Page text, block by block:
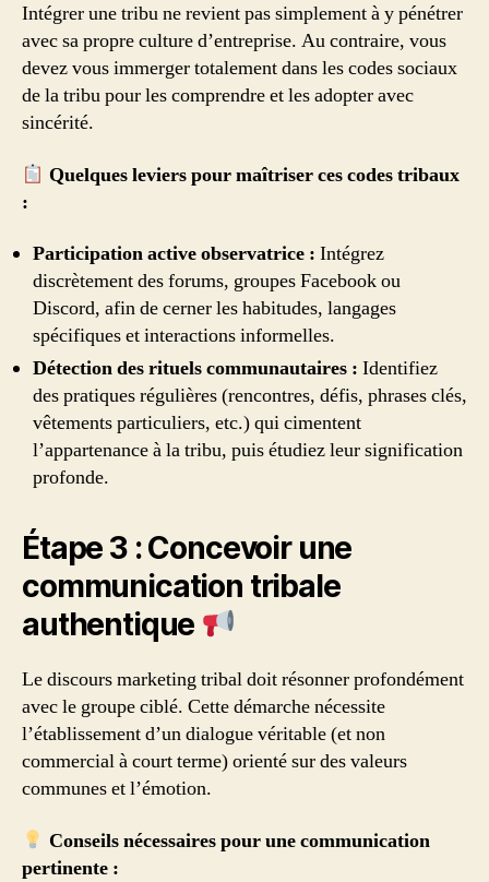
Intégrer une tribu ne revient pas simplement à y pénétrer
avec sa propre culture d’entreprise. Au contraire, vous
devez vous immerger totalement dans les codes sociaux
de la tribu pour les comprendre et les adopter avec
sincérité.
Quelques leviers pour maîtriser ces codes tribaux
:
Participation active observatrice : Intégrez
discrètement des forums, groupes Facebook ou
Discord, afin de cerner les habitudes, langages
spécifiques et interactions informelles.
Détection des rituels communautaires : Identifiez
des pratiques régulières (rencontres, défis, phrases clés,
vêtements particuliers, etc.) qui cimentent
l’appartenance à la tribu, puis étudiez leur signification
profonde.
Étape 3 : Concevoir une
communication tribale
authentique
Le discours marketing tribal doit résonner profondément
avec le groupe ciblé. Cette démarche nécessite
l’établissement d’un dialogue véritable (et non
commercial à court terme) orienté sur des valeurs
communes et l’émotion.
Conseils nécessaires pour une communication
pertinente :